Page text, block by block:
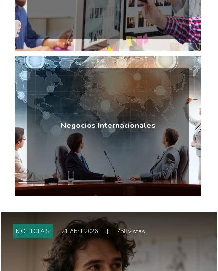
Negocios Internacionales
NOTICIAS 21 Abril 2026 | 758 vistas